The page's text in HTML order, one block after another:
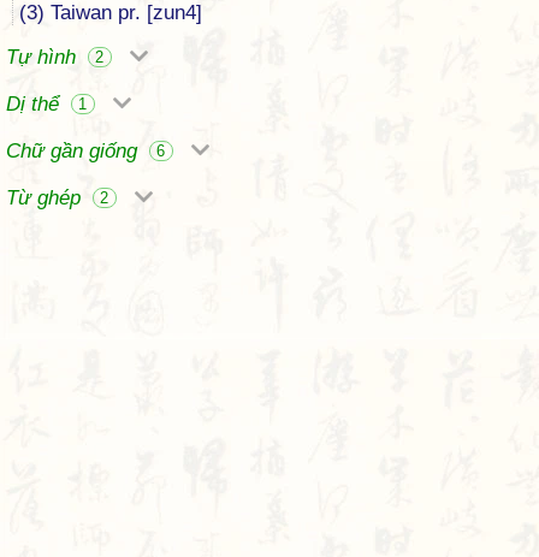
(3) Taiwan pr. [zun4]
Tự hình
2
Dị thể 1
Chữ gần giống 6
Từ ghép 2